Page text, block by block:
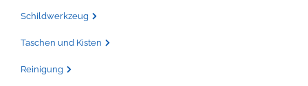
Schildwerkzeug
Taschen und Kisten
Reinigung